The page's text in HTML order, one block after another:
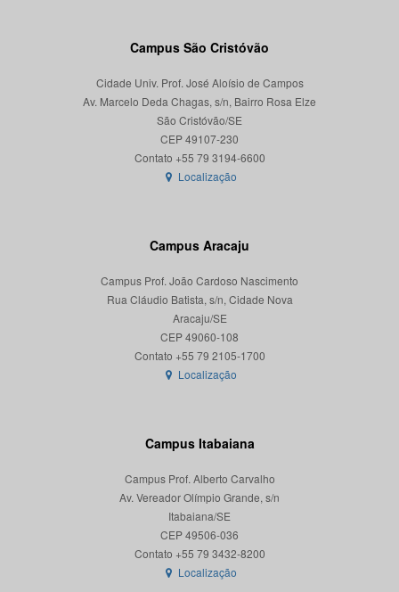
Campus São Cristóvão
Cidade Univ. Prof. José Aloísio de Campos
Av. Marcelo Deda Chagas, s/n, Bairro Rosa Elze
São Cristóvão/SE
CEP 49107-230
Localização
Campus Aracaju
Campus Prof. João Cardoso Nascimento
Rua Cláudio Batista, s/n, Cidade Nova
Aracaju/SE
CEP 49060-108
Localização
Campus Itabaiana
Campus Prof. Alberto Carvalho
Av. Vereador Olímpio Grande, s/n
Itabaiana/SE
CEP 49506-036
Localização